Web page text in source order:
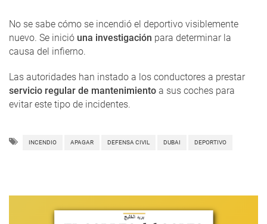
No se sabe cómo se incendió el deportivo visiblemente
nuevo. Se inició una investigación para determinar la
causa del infierno.
Las autoridades han instado a los conductores a prestar
servicio regular de mantenimiento a sus coches para
evitar este tipo de incidentes.
INCENDIO APAGAR DEFENSA CIVIL DUBAI DEPORTIVO